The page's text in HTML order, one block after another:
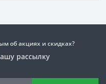
об акциях и скидках?
рассылку